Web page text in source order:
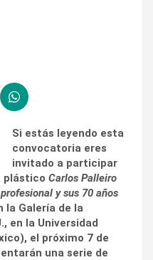
Si estás leyendo esta
convocatoria eres
invitado a participar
plástico Carlos Palleiro
y sus 70 años
la Galería de la
en la Universidad
el próximo 7 de
una serie de